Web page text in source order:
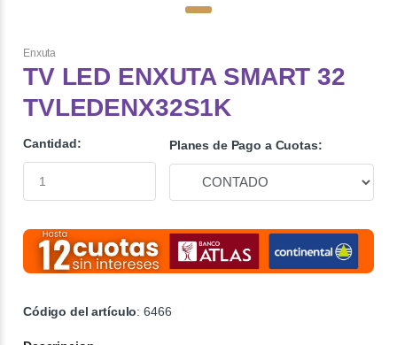
Enxuta
TV LED ENXUTA SMART 32
TVLEDENX32S1K
Cantidad: Planes de Pago a Cuotas:
Código del artículo: 6466